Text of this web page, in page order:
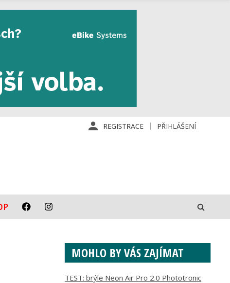
REGISTRACE PŘIHLÁŠENÍ
MOHLO BY VÁS ZAJÍMAT
TEST: brýle Neon Air Pro 2.0 Phototronic